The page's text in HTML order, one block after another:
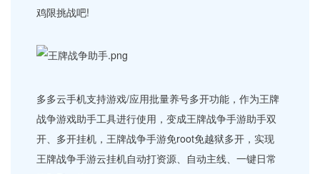
鸡限挑战吧!
多多云手机支持游戏/应用批量养号多开功能，作为王牌
战争游戏助手工具进行使用，变成王牌战争手游助手双
开、多开挂机，王牌战争手游免root免越狱多开，实现
王牌战争手游云挂机自动打资源、自动主线、一键日常